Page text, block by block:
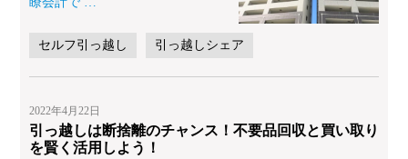
セルフ引っ越し 引っ越しシェア
2022年4月22日
引っ越しは断捨離のチャンス！不要品回収と買い取り
を賢く活用しよう！